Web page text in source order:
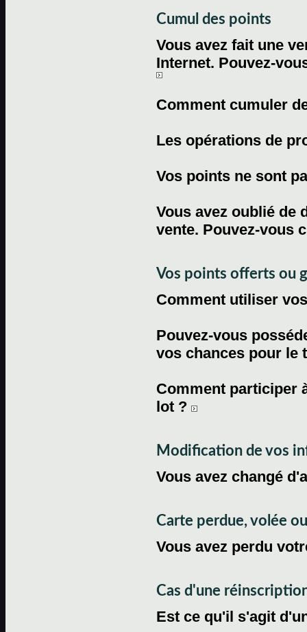
Cumul des points
Vous avez fait une
Internet. Pouvez-
Comment cumuler
Les opérations de
Vos points ne sont
Vous avez oublié de
vente. Pouvez-vous
Vos points offerts ou
Comment utiliser
Pouvez-vous
vos chances pour le
Comment participer
lot ?
Modification de vos
Vous avez changé
Carte perdue, volée
Vous avez perdu
Cas d'une
Est ce qu'il s'agit